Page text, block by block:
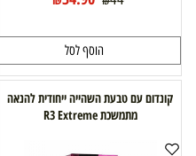
הוסף לסל
קונדום עם טבעת השהייה ייחודית להנאה
מתמשכת R3 Extreme